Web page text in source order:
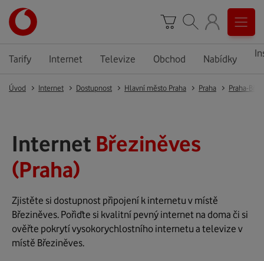
Tarify Internet Televize Obchod Nabídky
Úvod Internet Dostupnost Hlavní město Praha Praha Praha-
Internet Březiněves
(Praha)
Zjistěte si dostupnost připojení k internetu v místě
Březiněves. Pořiďte si kvalitní pevný internet na doma či si
ověřte pokrytí vysokorychlostního internetu a televize v
místě Březiněves.